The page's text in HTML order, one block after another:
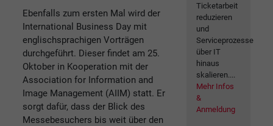
Ebenfalls zum ersten Mal wird der
International Business Day mit
englischsprachigen Vorträgen
durchgeführt. Dieser findet am 25.
Oktober in Kooperation mit der
Association for Information and
Image Management (AIIM) statt. Er
sorgt dafür, dass der Blick des
Messebesuchers bis weit über den
Ticketarbeit
reduzieren
und
Serviceprozesse
über IT
hinaus
skalieren....
Mehr Infos
&
Anmeldung